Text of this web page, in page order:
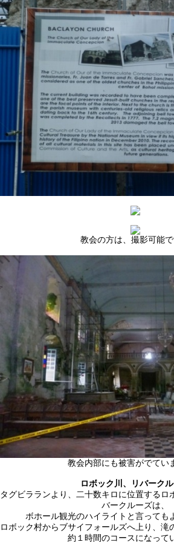
教会の方は、撮影可能で
教会内部にも被害がでてい
ロボック川、リバーク
タグビラランより、二十数キロに位置するロ
バークルーズは、
ボホール観光のハイライトと言っても
ロボック村からブサイフォールズへ上り、滝
約１時間のコースになって